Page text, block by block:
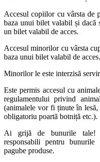
Accesul copiilor cu vârsta de
baza unui bilet valabil și dacă
un bilet valabil de acces.
Accesul minorilor cu vârsta
baza unui bilet valabil de acces.
Minorilor le este interzisă
Este permis accesul cu
regulamentului privind
(animalele vor fi ținute în lesă,
obligatoriu poartă botniță etc.).
Ai grijă de bunurile tale!
responsabili pentru
pagube produse.